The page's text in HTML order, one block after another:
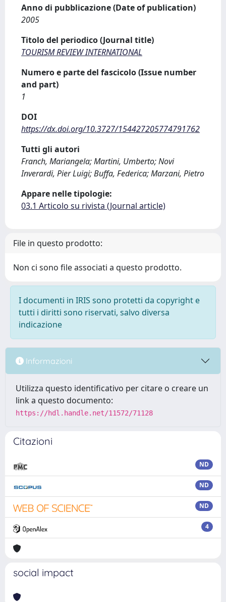
Anno di pubblicazione (Date of publication)
2005
Titolo del periodico (Journal title)
TOURISM REVIEW INTERNATIONAL
Numero e parte del fascicolo (Issue number
and part)
1
DOI
https://dx.doi.org/10.3727/154427205774791762
Tutti gli autori
Franch, Mariangela; Martini, Umberto; Novi
Inverardi, Pier Luigi; Buffa, Federica; Marzani, Pietro
Appare nelle tipologie:
03.1 Articolo su rivista (Journal article)
File in questo prodotto:
Non ci sono file associati a questo prodotto.
I documenti in IRIS sono protetti da copyright e
tutti i diritti sono riservati, salvo diversa
indicazione
Informazioni
Utilizza questo identificativo per citare o creare un
link a questo documento:
https://hdl.handle.net/11572/71128
Citazioni
ND
ND
ND
4
social impact